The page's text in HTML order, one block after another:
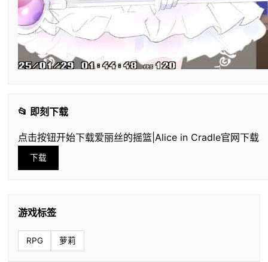
📂 即刻下载
点击按钮开始下载爱丽丝的摇篮|Alice in Cradle官网下载
下载
游戏标签
RPG 萝莉